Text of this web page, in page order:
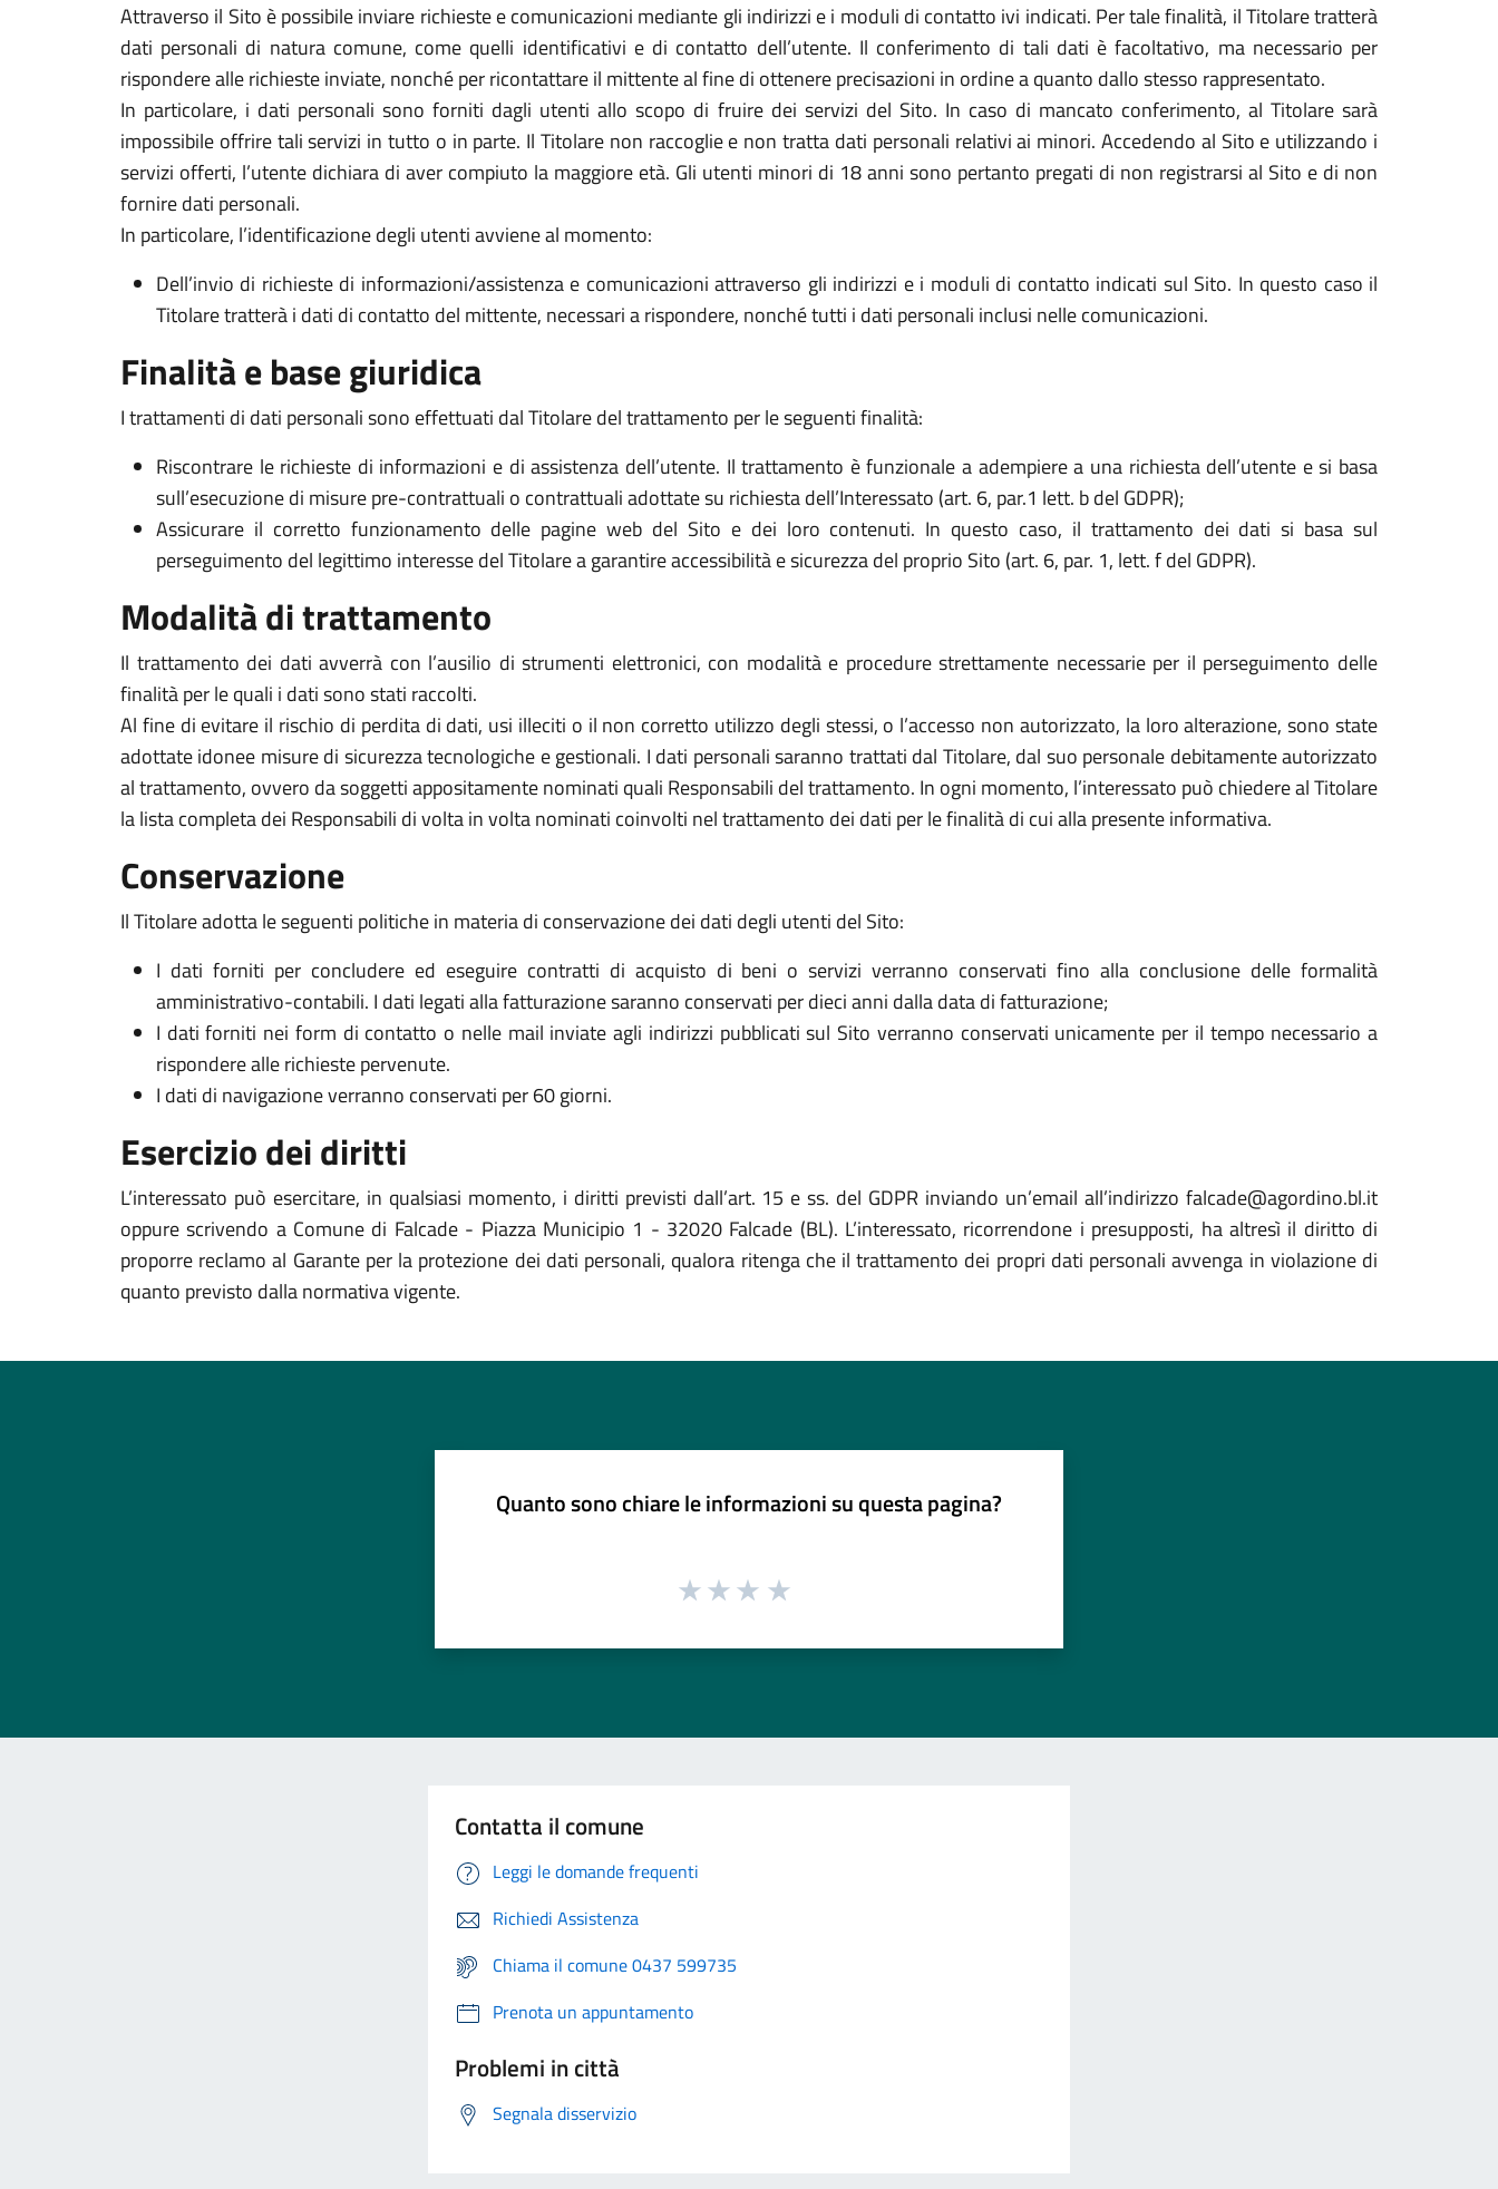
Attraverso il Sito è possibile inviare richieste e comunicazioni mediante gli indirizzi e i moduli di contatto ivi indicati. Per tale finalità, il Titolare tratterà
dati personali di natura comune, come quelli identificativi e di contatto dell’utente. Il conferimento di tali dati è facoltativo, ma necessario per
rispondere alle richieste inviate, nonché per ricontattare il mittente al fine di ottenere precisazioni in ordine a quanto dallo stesso rappresentato.
In particolare, i dati personali sono forniti dagli utenti allo scopo di fruire dei servizi del Sito. In caso di mancato conferimento, al Titolare sarà
impossibile offrire tali servizi in tutto o in parte. Il Titolare non raccoglie e non tratta dati personali relativi ai minori. Accedendo al Sito e utilizzando i
servizi offerti, l’utente dichiara di aver compiuto la maggiore età. Gli utenti minori di 18 anni sono pertanto pregati di non registrarsi al Sito e di non
fornire dati personali.
In particolare, l’identificazione degli utenti avviene al momento:
Dell’invio di richieste di informazioni/assistenza e comunicazioni attraverso gli indirizzi e i moduli di contatto indicati sul Sito. In questo caso il
Titolare tratterà i dati di contatto del mittente, necessari a rispondere, nonché tutti i dati personali inclusi nelle comunicazioni.
Finalità e base giuridica
I trattamenti di dati personali sono effettuati dal Titolare del trattamento per le seguenti finalità:
Riscontrare le richieste di informazioni e di assistenza dell’utente. Il trattamento è funzionale a adempiere a una richiesta dell’utente e si basa
sull’esecuzione di misure pre-contrattuali o contrattuali adottate su richiesta dell’Interessato (art. 6, par.1 lett. b del GDPR);
Assicurare il corretto funzionamento delle pagine web del Sito e dei loro contenuti. In questo caso, il trattamento dei dati si basa sul
perseguimento del legittimo interesse del Titolare a garantire accessibilità e sicurezza del proprio Sito (art. 6, par. 1, lett. f del GDPR).
Modalità di trattamento
Il trattamento dei dati avverrà con l’ausilio di strumenti elettronici, con modalità e procedure strettamente necessarie per il perseguimento delle
finalità per le quali i dati sono stati raccolti.
Al fine di evitare il rischio di perdita di dati, usi illeciti o il non corretto utilizzo degli stessi, o l’accesso non autorizzato, la loro alterazione, sono state
adottate idonee misure di sicurezza tecnologiche e gestionali. I dati personali saranno trattati dal Titolare, dal suo personale debitamente autorizzato
al trattamento, ovvero da soggetti appositamente nominati quali Responsabili del trattamento. In ogni momento, l’interessato può chiedere al Titolare
la lista completa dei Responsabili di volta in volta nominati coinvolti nel trattamento dei dati per le finalità di cui alla presente informativa.
Conservazione
Il Titolare adotta le seguenti politiche in materia di conservazione dei dati degli utenti del Sito:
I dati forniti per concludere ed eseguire contratti di acquisto di beni o servizi verranno conservati fino alla conclusione delle formalità
amministrativo-contabili. I dati legati alla fatturazione saranno conservati per dieci anni dalla data di fatturazione;
I dati forniti nei form di contatto o nelle mail inviate agli indirizzi pubblicati sul Sito verranno conservati unicamente per il tempo necessario a
rispondere alle richieste pervenute.
I dati di navigazione verranno conservati per 60 giorni.
Esercizio dei diritti
L’interessato può esercitare, in qualsiasi momento, i diritti previsti dall’art. 15 e ss. del GDPR inviando un’email all’indirizzo falcade@agordino.bl.it
oppure scrivendo a Comune di Falcade - Piazza Municipio 1 - 32020 Falcade (BL). L’interessato, ricorrendone i presupposti, ha altresì il diritto di
proporre reclamo al Garante per la protezione dei dati personali, qualora ritenga che il trattamento dei propri dati personali avvenga in violazione di
quanto previsto dalla normativa vigente.
Quanto sono chiare le informazioni su questa pagina?
Contatta il comune
Leggi le domande frequenti
Richiedi Assistenza
Chiama il comune 0437 599735
Prenota un appuntamento
Problemi in città
Segnala disservizio